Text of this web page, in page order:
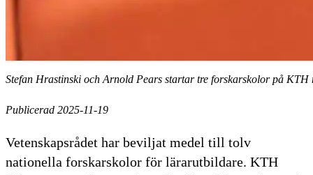
Stefan Hrastinski och Arnold Pears startar tre forskarskolor på
Publicerad 2025-11-19
Vetenskapsrådet har beviljat medel till tolv
nationella forskarskolor för lärarutbildare. KTH